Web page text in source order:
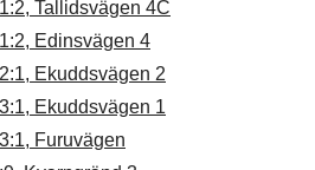
Tallidsvägen 4C
Edinsvägen 4
Ekuddsvägen 2
Ekuddsvägen 1
Furuvägen